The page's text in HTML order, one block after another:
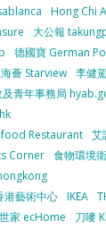
Hong Chi
大公報
德國寶 German
薈 Starview 李健
及青年事務局
Restaurant 艾
Corner 食物環境
藝術中心 IKEA
家 ecHome
刀嘜